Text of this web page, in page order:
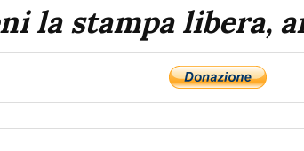
la stampa libera,